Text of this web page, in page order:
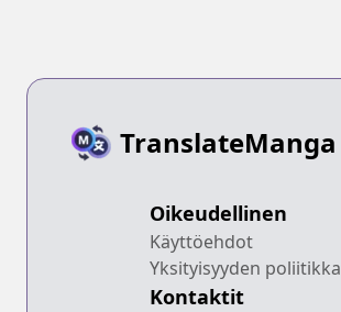
TranslateManga
Oikeudellinen
Käyttöehdot
Yksityisyyden poliitikka
Kontaktit